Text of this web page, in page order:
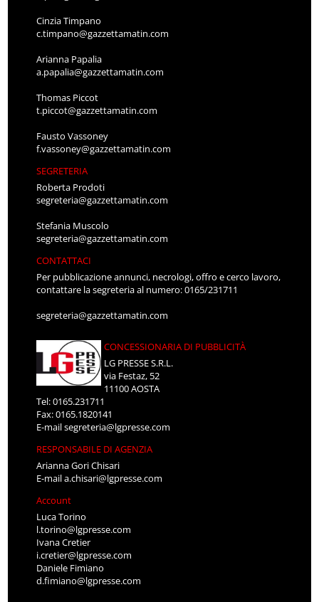
Cinzia Timpano
c.timpano@gazzettamatin.com
Arianna Papalia
a.papalia@gazzettamatin.com
Thomas Piccot
t.piccot@gazzettamatin.com
Fausto Vassoney
f.vassoney@gazzettamatin.com
SEGRETERIA
Roberta Prodoti
segreteria@gazzettamatin.com
Stefania Muscolo
segreteria@gazzettamatin.com
CONTATTACI
Per pubblicazione annunci, necrologi, offro e cerco lavoro,
contattare la segreteria al numero: 0165/231711
segreteria@gazzettamatin.com
CONCESSIONARIA DI PUBBLICITÀ
LG PRESSE S.R.L.
via Festaz, 52
11100 AOSTA
Tel: 0165.231711
Fax: 0165.1820141
E-mailsegreteria@lgpresse.com
RESPONSABILE DI AGENZIA
Arianna Gori Chisari
E-maila.chisari@lgpresse.com
Account
Luca Torino
l.torino@lgpresse.com
Ivana Cretier
i.cretier@lgpresse.com
Daniele Fimiano
d.fimiano@lgpresse.com